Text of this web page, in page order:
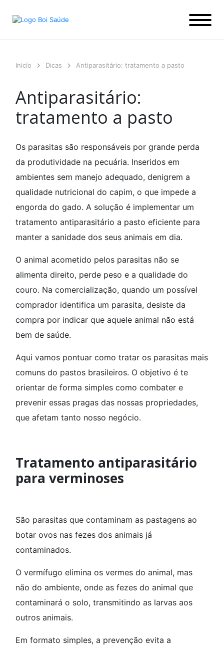
para
Inicío Dicas Antiparasitário: tratamento a pasto
Antiparasitário:
tratamento a pasto
Os parasitas são responsáveis por grande perda
da produtividade na pecuária. Inseridos em
ambientes sem manejo adequado, denigrem a
qualidade nutricional do capim, o que impede a
engorda do gado. A solução é implementar um
tratamento antiparasitário a pasto eficiente para
manter a sanidade dos seus animais em dia.
O animal acometido pelos parasitas não se
alimenta direito, perde peso e a qualidade do
couro. Na comercialização, quando um possível
comprador identifica um parasita, desiste da
compra por indicar que aquele animal não está
bem de saúde.
Aqui vamos pontuar como tratar os parasitas mais
comuns do pastos brasileiros. O objetivo é te
orientar de forma simples como combater e
prevenir essas pragas das nossas propriedades,
que afetam tanto nosso negócio.
Tratamento antiparasitário
para verminoses
São parasitas que contaminam as pastagens ao
botar ovos nas fezes dos animais já
contaminados.
O vermífugo elimina os vermes do animal, mas
não do ambiente, onde as fezes do animal que
contaminará o solo, transmitindo as larvas aos
outros animais.
Em formato simples, a prevenção evita a